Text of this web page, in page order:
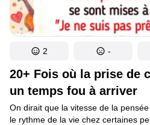
20+ Fois où la prise de
un temps fou à arriver
On dirait que la vitesse de la
le rythme de la vie chez certaines
2 -